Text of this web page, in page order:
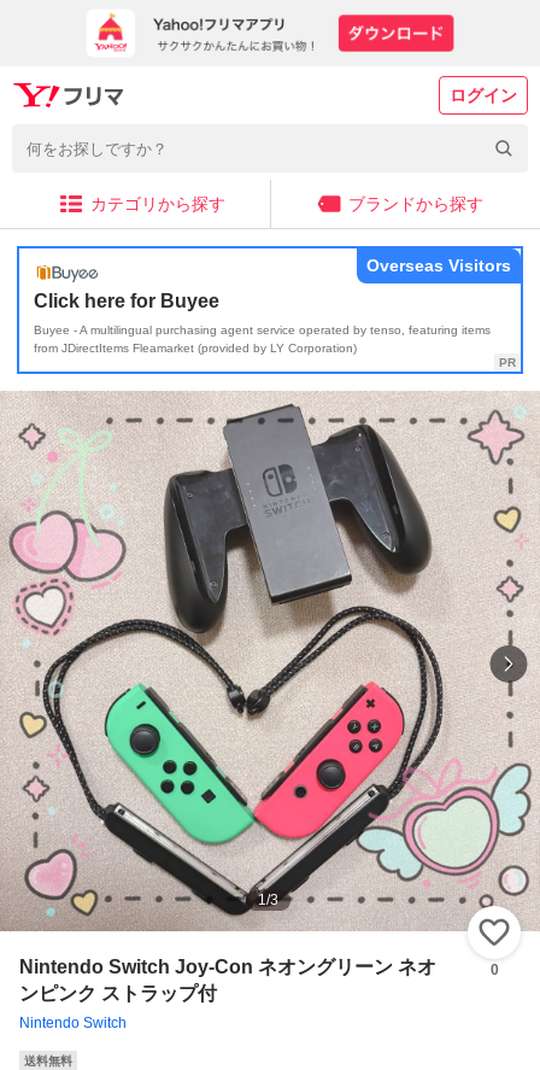
ログイン
カテゴリから探す ブランドから探す
Click here for Buyee
Buyee - A multilingual purchasing agent service operated by tenso, featuring items
from JDirectItems Fleamarket (provided by LY Corporation)
Overseas Visitors
1/3
Nintendo Switch Joy-Con ネオングリーン ネオ
ンピンク ストラップ付
Nintendo Switch
0
送料無料